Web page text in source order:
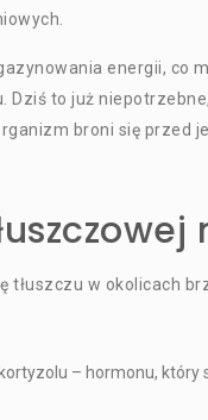
energii, co
Dziś to już
broni się przed
tłuszczu w okolicach
– hormonu, który